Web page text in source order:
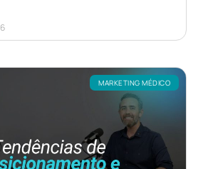
MARKETING MÉDICO